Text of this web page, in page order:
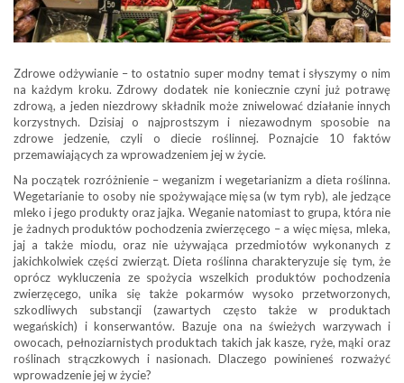
Zdrowe odżywianie – to ostatnio super modny temat i słyszymy o nim
na każdym kroku. Zdrowy dodatek nie koniecznie czyni już potrawę
zdrową, a jeden niezdrowy składnik może zniwelować działanie innych
korzystnych. Dzisiaj o najprostszym i niezawodnym sposobie na
zdrowe jedzenie, czyli o diecie roślinnej. Poznajcie 10 faktów
przemawiających za wprowadzeniem jej w życie.
Na początek rozróżnienie – weganizm i wegetarianizm a dieta roślinna.
Wegetarianie to osoby nie spożywające mięsa (w tym ryb), ale jedzące
mleko i jego produkty oraz jajka. Weganie natomiast to grupa, która nie
je żadnych produktów pochodzenia zwierzęcego – a więc mięsa, mleka,
jaj a także miodu, oraz nie używająca przedmiotów wykonanych z
jakichkolwiek części zwierząt. Dieta roślinna charakteryzuje się tym, że
oprócz wykluczenia ze spożycia wszelkich produktów pochodzenia
zwierzęcego, unika się także pokarmów wysoko przetworzonych,
szkodliwych substancji (zawartych często także w produktach
wegańskich) i konserwantów. Bazuje ona na świeżych warzywach i
owocach, pełnoziarnistych produktach takich jak kasze, ryże, mąki oraz
roślinach strączkowych i nasionach. Dlaczego powinieneś rozważyć
wprowadzenie jej w życie?